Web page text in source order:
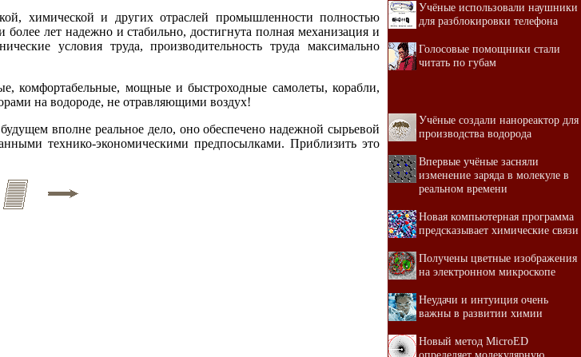
химической и других отраслей промышленности полностью
лет надежно и стабильно, достигнута полная механизация и
условия труда, производительность труда максимально
комфортабельные, мощные и быстроходные самолеты, корабли,
на водороде, не отравляющими воздух!
вполне реальное дело, оно обеспечено надежной сырьевой
технико-экономическими предпосылками. Приблизить это
Учёные использовали наушники
для разблокировки телефона
Голосовые помощники стали
читать по губам
Учёные создали нанореактор для
производства водорода
Впервые учёные засняли
изменение заряда в молекуле в
реальном времени
Новая компьютерная программа
предсказывает химические связи
Получены цветные изображения
на электронном микроскопе
Неудачи и интуиция очень
важны в развитии химии
Новый метод MicroED